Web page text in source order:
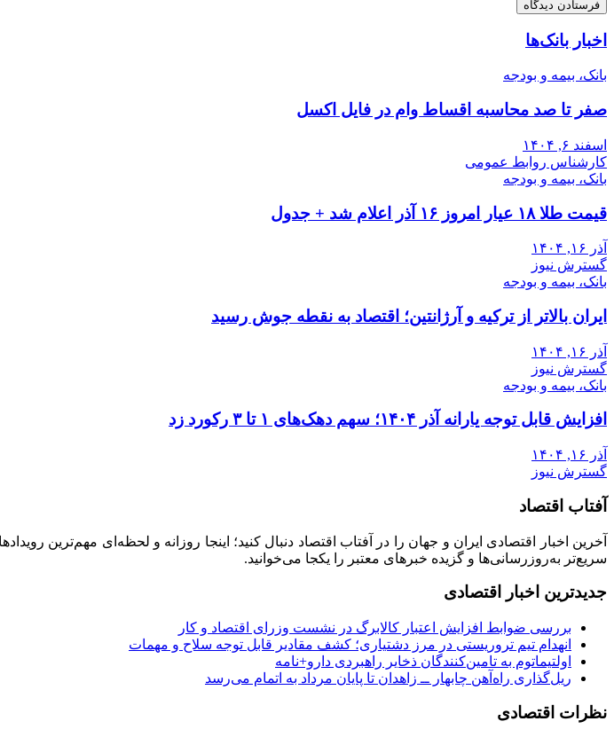
اخبار بانک‌ها
بانک، بیمه و بودجه
صفر تا صد محاسبه اقساط وام در فایل اکسل
اسفند ۶, ۱۴۰۴
کارشناس روابط عمومی
بانک، بیمه و بودجه
قیمت طلا ۱۸ عیار امروز ۱۶ آذر اعلام شد + جدول
آذر ۱۶, ۱۴۰۴
گسترش نیوز
بانک، بیمه و بودجه
ایران بالاتر از ترکیه و آرژانتین؛ اقتصاد به نقطه جوش رسید
آذر ۱۶, ۱۴۰۴
گسترش نیوز
بانک، بیمه و بودجه
افزایش قابل توجه یارانه آذر ۱۴۰۴؛ سهم دهک‌های ۱ تا ۳ رکورد زد
آذر ۱۶, ۱۴۰۴
گسترش نیوز
آفتاب اقتصاد
آخرین اخبار اقتصادی ایران و جهان را در آفتاب اقتصاد دنبال کنید؛ اینجا روزانه و لحظه‌ای مهم‌ترین
سریع‌تر به‌روزرسانی‌ها و گزیده خبرهای معتبر را یکجا می‌خوانید.
جدیدترین اخبار اقتصادی
بررسی ضوابط افزایش اعتبار کالابرگ در نشست وزرای اقتصاد و کار
انهدام تیم تروریستی در مرز دشتیاری؛ کشف مقادیر قابل توجه سلاح و مهمات
اولتیماتوم به تامین‌کنندگان ذخایر راهبردی دارو+نامه
ریل‌گذاری راه‌آهن چابهار ــ زاهدان تا پایان مرداد به اتمام می‌رسد
نظرات اقتصادی